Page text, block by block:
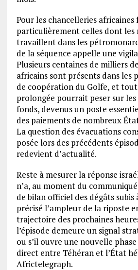
Pour les chancelleries africaines
particulièrement celles dont les
travaillent dans les
de la séquence appelle une
Plusieurs centaines de milliers
africains sont présents dans les
de coopération du Golfe, et
prolongée pourrait peser sur
fonds, devenus un poste
des paiements de nombreux
La question des évacuations
posée lors des précédents
redevient d’actualité.
Reste à mesurer la réponse
n’a, au moment du
de bilan officiel des dégâts subis
précisé l’ampleur de la riposte
trajectoire des prochaines
l’épisode demeure un signal
ou s’il ouvre une nouvelle
direct entre Téhéran et l’État
Africtelegraph.